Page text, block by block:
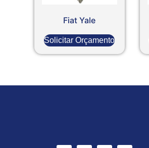
Fiat Yale
Solicitar Orçamento